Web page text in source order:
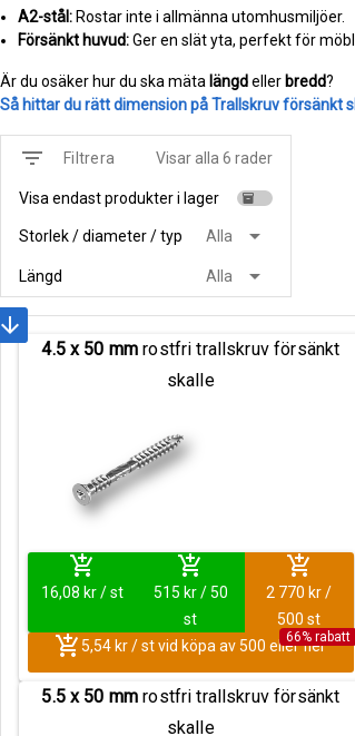
A2-stål: Rostar inte i allmänna utomhusmiljöer.
Försänkt huvud:Ger en slät yta, perfekt för
Är du osäker hur du ska mäta längdeller bredd?
Så hittar du rätt dimension på Trallskruv försänkt
filter_list Filtrera Visar alla 6 rader
Visa endast produkter i lager inventory
Storlek / diameter / typ Alla arrow_drop_down
Längd Alla
arrow_drop_down
4.5 x 50 mm rostfri trallskruv försänkt
skalle
add_shopping_cart
16,08 kr / st
add_shopping_cart
515 kr / 50
st
add_shopping_cart
2 770 kr /
500 st
add_shopping_cart5,54 kr / st vid köpa av 500 eller fler
66% rabatt
5.5 x 50 mm rostfri trallskruv försänkt
skalle